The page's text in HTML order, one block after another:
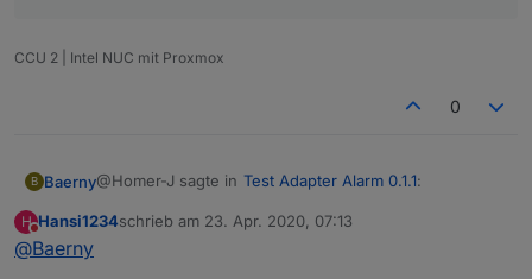
CCU 2 | Intel NUC mit Proxmox
0
B Baerny@Homer-J sagte in Test Adapter Alarm 0.1.1:
H
Nicht stören
Hansi1234schrieb am 23. Apr. 2020, 07:13
zuletzt editiert von
@Baerny